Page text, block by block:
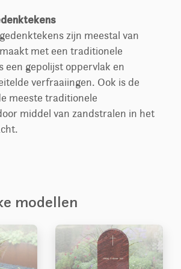
zijn meestal van
met een traditionele
een gepolijst oppervlak en
verfraaiingen. Ook is de
meeste traditionele
middel van zandstralen in het
modellen